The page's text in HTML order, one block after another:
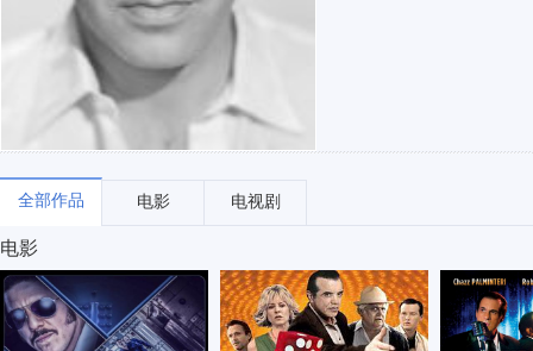
全部作品 电影 电视剧
电影